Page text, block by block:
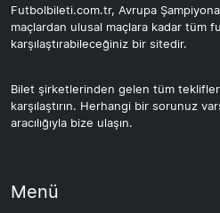
Futbolbileti.com.tr, Avrupa
maçlardan ulusal maçlara kadar tüm
karşılaştırabileceğiniz bir sitedir.
Bilet şirketlerinden gelen tüm
karşılaştırın. Herhangi bir sorunuz
aracılığıyla bize ulaşın.
Menü